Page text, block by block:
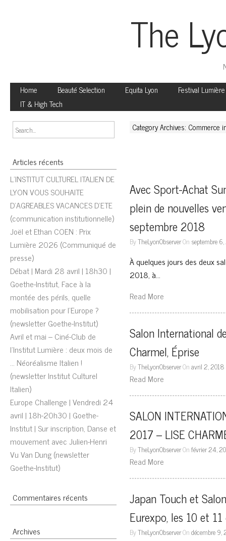
The
Home
Beauté Selection Equita Lyon
Festival Lumière
IT & High Tech
Articles récents
L’INSTITUT CULTUREL ITALIEN DE
LYON VOUS SOUHAITE
D’AGREABLES VACANCES D’ETE
(communication institutionnelle)
Joël et Ethan COEN : Prix
Lumière 2026 (Communiqué de
presse)
Débat | Mardi 28 avril | 18h30 |
Goethe-Institut, Face à la
montée des périls, quelle
mobilisation pour l’Europe ?
(newsletter Goethe-Institut)
Avril et mai – Ciné-Club de
l’Institut Lumière : deux mois de
… Néoréalisme Italien !
(newsletter Institut Culturel
Italien)
Europe Challenge | Vendredi 24
avril | 18h-20h30 | Goethe-
Institut | Sur inscription, Danse et
mouvement avec Julien-Henri
Vu Van Dung (newsletter
Goethe-Institut)
Commentaires récents
Archives
Category Archives: Commerce
Avec Sport-Achat
plein de nouvelles
septembre 2018
ByTheLyonObserverOn septembre
À quelques jours des deux
2018, à…
Read More
Salon International
Charmel, Éprise
ByTheLyonObserverOnavril 2, 2018
Read More
SALON
2017 – LISE
ByTheLyonObserverOnfévrier 24,
Read More
Japan Touch et
Eurexpo, les 10 et
ByTheLyonObserverOndécembre 9,